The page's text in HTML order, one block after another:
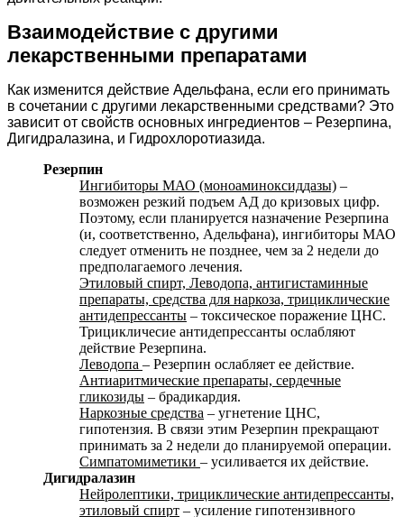
Взаимодействие с другими
лекарственными препаратами
Как изменится действие Адельфана, если его принимать
в сочетании с другими лекарственными средствами? Это
зависит от свойств основных ингредиентов – Резерпина,
Дигидралазина, и Гидрохлоротиазида.
Резерпин
Ингибиторы МАО (моноаминоксиддазы) –
возможен резкий подъем АД до кризовых цифр.
Поэтому, если планируется назначение Резерпина
(и, соответственно, Адельфана), ингибиторы МАО
следует отменить не позднее, чем за 2 недели до
предполагаемого лечения.
Этиловый спирт, Леводопа, антигистаминные
препараты, средства для наркоза, трициклические
антидепрессанты – токсическое поражение ЦНС.
Трицикличесие антидепрессанты ослабляют
действие Резерпина.
Леводопа – Резерпин ослабляет ее действие.
Антиаритмические препараты, сердечные
гликозиды – брадикардия.
Наркозные средства – угнетение ЦНС,
гипотензия. В связи этим Резерпин прекращают
принимать за 2 недели до планируемой операции.
Симпатомиметики – усиливается их действие.
Дигидралазин
Нейролептики, трициклические антидепрессанты,
этиловый спирт – усиление гипотензивного